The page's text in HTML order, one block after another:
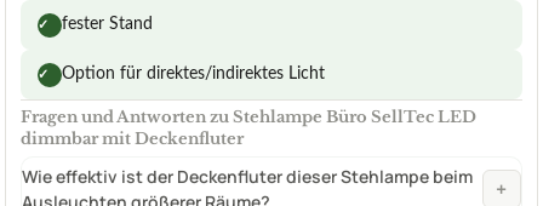
✓ fester Stand
✓ Option für direktes/indirektes Licht
Fragen und Antworten zu Stehlampe Büro SellTec LED
dimmbar mit Deckenfluter
Wie effektiv ist der Deckenfluter dieser Stehlampe beim
+